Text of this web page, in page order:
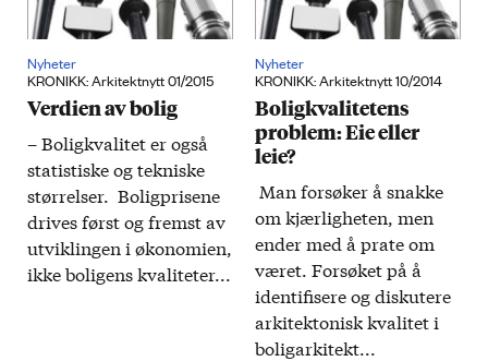
Nyheter
KRONIKK: Arkitektnytt 01/2015
Verdien av bolig
– Boligkvalitet er også
statistiske og tekniske
størrelser. Boligprisene
drives først og fremst av
utviklingen i økonomien,
ikke boligens kvaliteter...
Nyheter
KRONIKK: Arkitektnytt 10/2014
Boligkvalitetens
problem: Eie eller
leie?
Man forsøker å snakke
om kjærligheten, men
ender med å prate om
været. Forsøket på å
identifisere og diskutere
arkitektonisk kvalitet i
boligarkitekt...